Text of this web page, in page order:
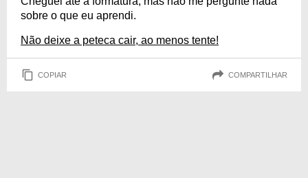
sobre o que eu aprendi.
Não deixe a peteca cair, ao menos tente!
COPIAR COMPARTILHAR